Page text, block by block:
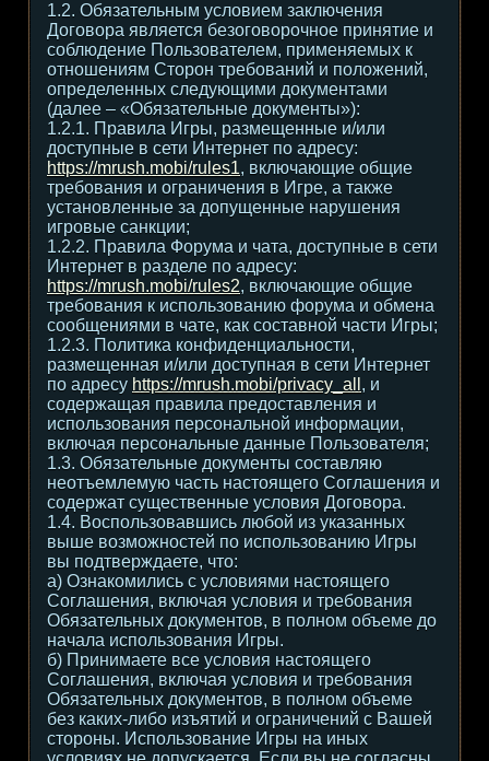
1.2. Обязательным условием заключения
Договора является безоговорочное принятие и
соблюдение Пользователем, применяемых к
отношениям Сторон требований и положений,
определенных следующими документами
(далее – «Обязательные документы»):
1.2.1. Правила Игры, размещенные и/или
доступные в сети Интернет по адресу:
https://mrush.mobi/rules1, включающие общие
требования и ограничения в Игре, а также
установленные за допущенные нарушения
игровые санкции;
1.2.2. Правила Форума и чата, доступные в сети
Интернет в разделе по адресу:
https://mrush.mobi/rules2, включающие общие
требования к использованию форума и обмена
сообщениями в чате, как составной части Игры;
1.2.3. Политика конфиденциальности,
размещенная и/или доступная в сети Интернет
по адресу https://mrush.mobi/privacy_all , и
содержащая правила предоставления и
использования персональной информации,
включая персональные данные Пользователя;
1.3. Обязательные документы составляю
неотъемлемую часть настоящего Соглашения и
содержат существенные условия Договора.
1.4. Воспользовавшись любой из указанных
выше возможностей по использованию Игры
вы подтверждаете, что:
а) Ознакомились с условиями настоящего
Соглашения, включая условия и требования
Обязательных документов, в полном объеме до
начала использования Игры.
б) Принимаете все условия настоящего
Соглашения, включая условия и требования
Обязательных документов, в полном объеме
без каких-либо изъятий и ограничений с Вашей
стороны. Использование Игры на иных